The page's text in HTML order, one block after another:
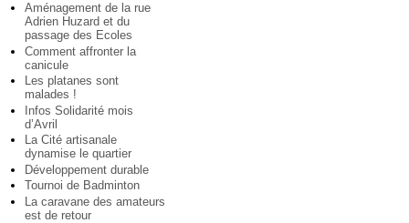
Aménagement de la rue
Adrien Huzard et du
passage des Ecoles
Comment affronter la
canicule
Les platanes sont
malades !
Infos Solidarité mois
d’Avril
La Cité artisanale
dynamise le quartier
Développement durable
Tournoi de Badminton
La caravane des amateurs
est de retour